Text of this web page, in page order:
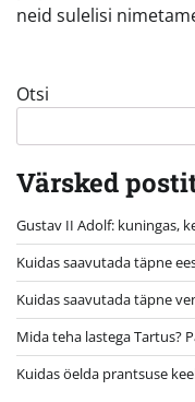
neid sulelisi
Otsi
Värsked
Gustav II Adolf: kuningas,
Kuidas saavutada täpne
Kuidas saavutada täpne
Mida teha lastega Tartus?
Kuidas öelda prantsuse